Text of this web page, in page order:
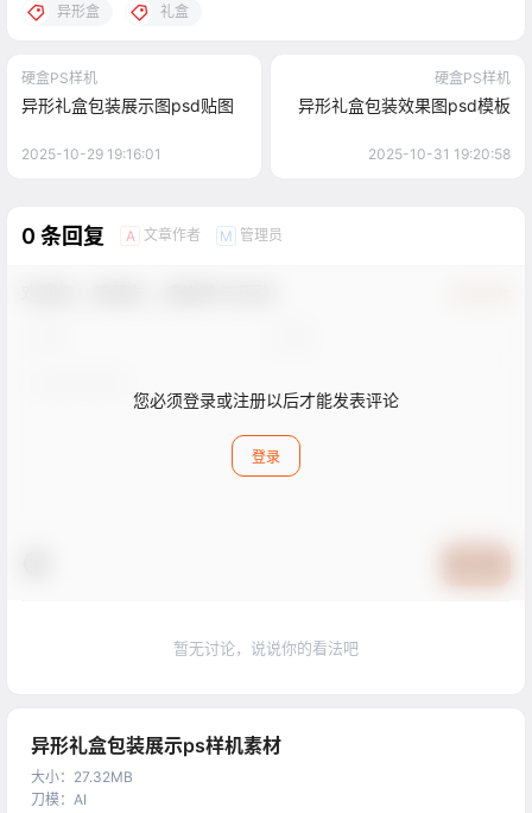
异形盒 礼盒
硬盒PS样机
异形礼盒包装展示图psd贴图
2025-10-29 19:16:01
硬盒PS样机
异形礼盒包装效果图psd模板
2025-10-31 19:20:58
0 条回复 A 文章作者 M 管理员
您必须登录或注册以后才能发表评论
登录
暂无讨论，说说你的看法吧
异形礼盒包装展示ps样机素材
大小： 27.32MB
刀模： AI